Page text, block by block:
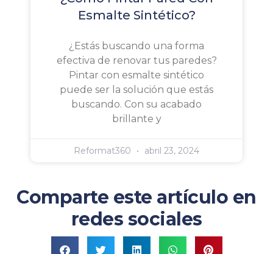
Esmalte Sintético?
¿Estás buscando una forma
efectiva de renovar tus paredes?
Pintar con esmalte sintético
puede ser la solución que estás
buscando. Con su acabado
brillante y
Reformat360 abril 23, 2024
Comparte este artículo en
redes sociales